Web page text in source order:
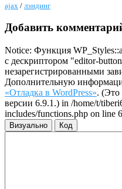
ajax / лэндинг
Добавить
Notice: Функция
с дескриптором "editor-
незарегистрированными
Дополнительную
«Отладка в WordPress». (Это
версии 6.9.1.) in /home/t/
includes/functions.php on line
Визуально Код